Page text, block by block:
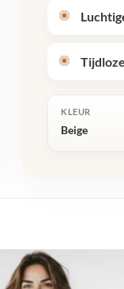
KLEUR
Beige